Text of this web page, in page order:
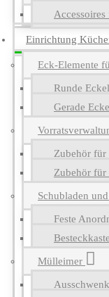
Einrichtung
Eck-Elemente
Runde
Gerade
Zubehör für
Zubehör für
Schubladen
Feste
Mülleimer